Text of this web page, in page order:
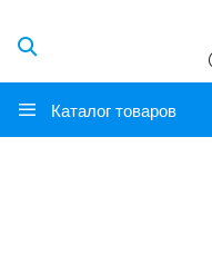
Каталог товаров